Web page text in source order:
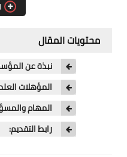
محتويات المقال
نبذة عن
المؤهلات
المهام
رابط التقديم: